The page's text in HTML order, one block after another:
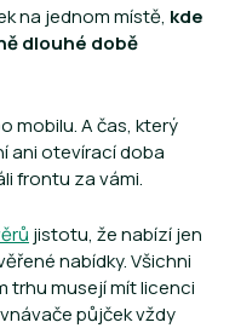
na jednom místě, kde
dlouhé době
mobilu. A čas, který
ani otevírací doba
frontu za vámi.
jistotu, že nabízí jen
nabídky. Všichni
trhu musejí mít licenci
půjček vždy